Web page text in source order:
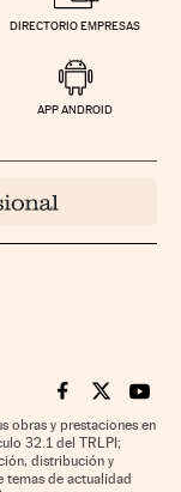
DIRECTORIO EMPRESAS
APP ANDROID
Cinco Días en
Cinco Días
Cinco
obras y prestaciones en
32.1 del TRLPI;
distribución y
temas de actualidad